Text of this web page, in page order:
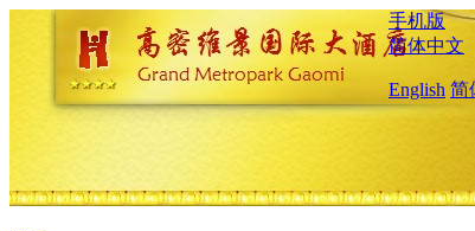
手机版
简体中文
English 简